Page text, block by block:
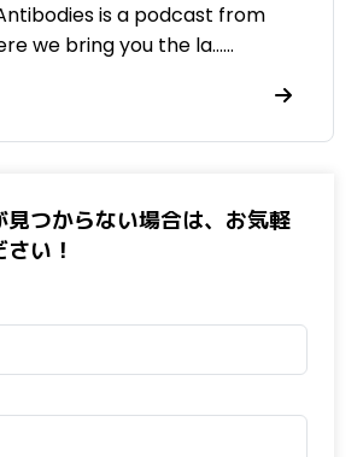
is a podcast from
we bring you the la……
見つからない場合は、お気軽
い！